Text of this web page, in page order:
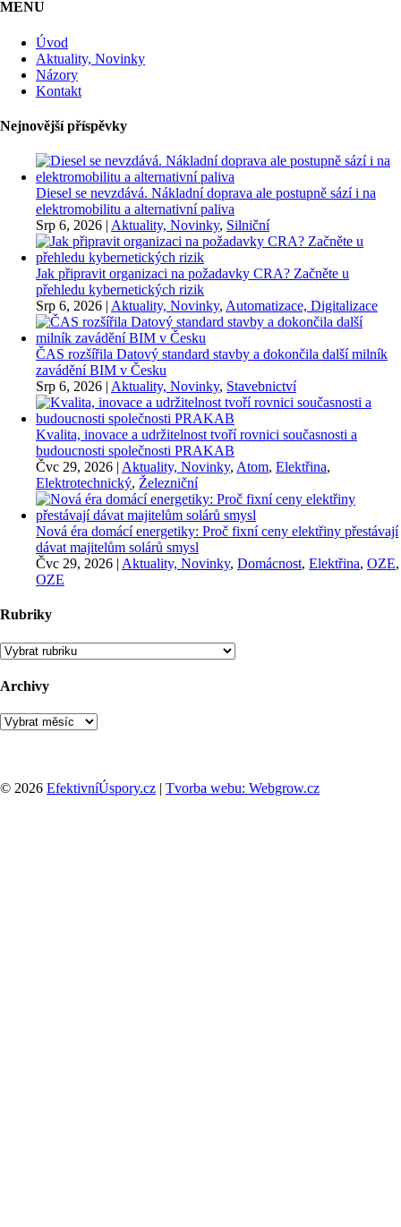
MENU
Úvod
Aktuality, Novinky
Názory
Kontakt
Nejnovější příspěvky
Diesel se nevzdává. Nákladní doprava ale postupně sází i na
elektromobilitu a alternativní paliva
Srp 6, 2026 | Aktuality, Novinky, Silniční
Jak připravit organizaci na požadavky CRA? Začněte u
přehledu kybernetických rizik
Srp 6, 2026 | Aktuality, Novinky, Automatizace, Digitalizace
ČAS rozšířila Datový standard stavby a dokončila další milník
zavádění BIM v Česku
Srp 6, 2026 | Aktuality, Novinky, Stavebnictví
Kvalita, inovace a udržitelnost tvoří rovnici současnosti a
budoucnosti společnosti PRAKAB
Čvc 29, 2026 | Aktuality, Novinky, Atom, Elektřina,
Elektrotechnický, Železniční
Nová éra domácí energetiky: Proč fixní ceny elektřiny přestávají
dávat majitelům solárů smysl
Čvc 29, 2026 | Aktuality, Novinky, Domácnost, Elektřina, OZE,
OZE
Rubriky
Rubriky
Archivy
Archivy
© 2026 EfektivníÚspory.cz | Tvorba webu: Webgrow.cz